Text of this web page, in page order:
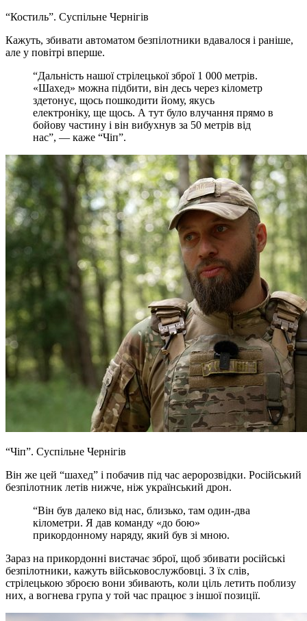
“Костиль”. Суспільне Чернігів
Кажуть, збивати автоматом безпілотники вдавалося і раніше,
але у повітрі вперше.
“Дальність нашої стрілецької зброї 1 000 метрів.
«Шахед» можна підбити, він десь через кілометр
здетонує, щось пошкодити йому, якусь
електроніку, ще щось. А тут було влучання прямо в
бойову частину і він вибухнув за 50 метрів від
нас”, — каже “Чіп”.
“Чіп”. Суспільне Чернігів
Він же цей “шахед” і побачив під час аеророзвідки. Російський
безпілотник летів нижче, ніж український дрон.
“Він був далеко від нас, близько, там один-два
кілометри. Я дав команду «до бою»
прикордонному наряду, який був зі мною.
Зараз на прикордонні вистачає зброї, щоб збивати російські
безпілотники, кажуть військовослужбовці. З їх слів,
стрілецькою зброєю вони збивають, коли ціль летить поблизу
них, а вогнева група у той час працює з іншої позиції.